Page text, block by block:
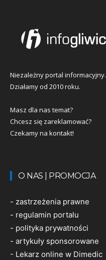
Niezależny portal informacyjny.
Działamy od 2010 roku.
Masz dla nas temat?
Chcesz się zareklamować?
Czekamy na kontakt!
O NAS | PROMOCJA
- zastrzeżenia prawne
- regulamin portalu
- polityka prywatności
- artykuły sponsorowane
- Lekarz online w Dimedic